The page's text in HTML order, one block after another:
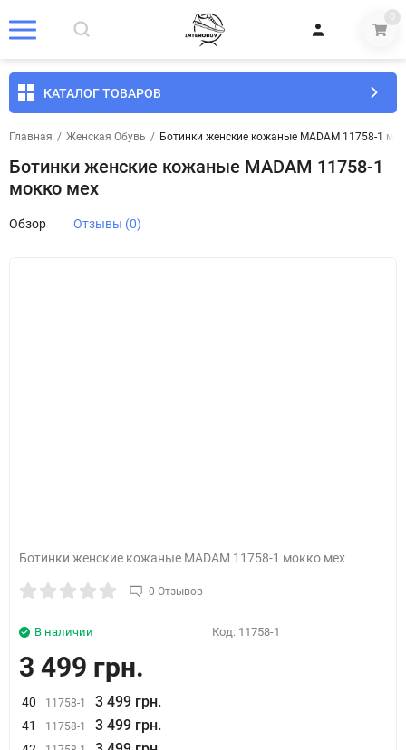
0
КАТАЛОГ ТОВАРОВ
Главная / Женская Обувь / Ботинки женские кожаные MADAM 11758-1
Ботинки женские кожаные MADAM 11758-1
мокко мех
Обзор Отзывы (0)
Ботинки женские кожаные MADAM 11758-1 мокко мех
0 Отзывов
В наличии Код: 11758-1
3 499 грн.
40 11758-1 3 499 грн.
41 11758-1 3 499 грн.